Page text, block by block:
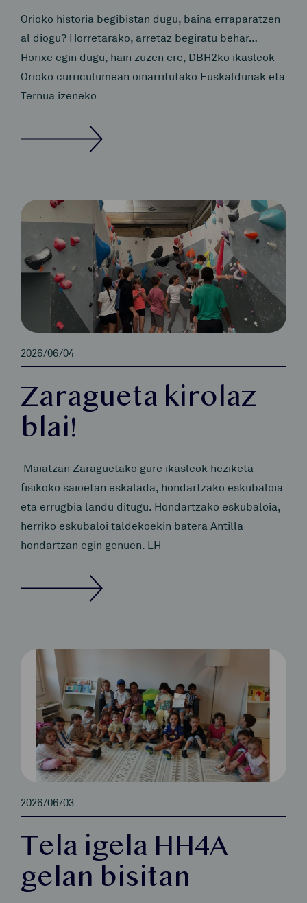
Orioko historia begibistan dugu, baina erraparatzen
al diogu? Horretarako, arretaz begiratu behar…
Horixe egin dugu, hain zuzen ere, DBH2ko ikasleok
Orioko curriculumean oinarritutako Euskaldunak eta
Ternua izeneko
2026/06/04
Zaragueta kirolaz
blai!
Maiatzan Zaraguetako gure ikasleok heziketa
fisikoko saioetan eskalada, hondartzako eskubaloia
eta errugbia landu ditugu. Hondartzako eskubaloia,
herriko eskubaloi taldekoekin batera Antilla
hondartzan egin genuen. LH
2026/06/03
Tela igela HH4A
gelan bisitan